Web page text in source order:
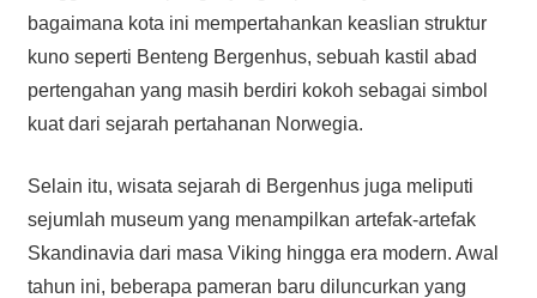
bagaimana kota ini mempertahankan keaslian struktur
kuno seperti Benteng Bergenhus, sebuah kastil abad
pertengahan yang masih berdiri kokoh sebagai simbol
kuat dari sejarah pertahanan Norwegia.
Selain itu, wisata sejarah di Bergenhus juga meliputi
sejumlah museum yang menampilkan artefak-artefak
Skandinavia dari masa Viking hingga era modern. Awal
tahun ini, beberapa pameran baru diluncurkan yang